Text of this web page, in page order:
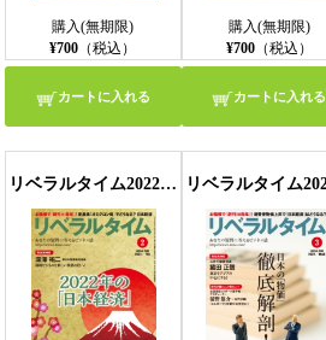
購入(無期限)
¥700 （税込）
カートに入れる
購入(無期限)
¥700（税込）
カートに入れる
リベラルタイム2022年2月号